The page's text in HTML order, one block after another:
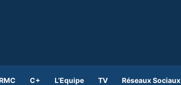
C+ L’Equipe TV Réseaux Sociaux